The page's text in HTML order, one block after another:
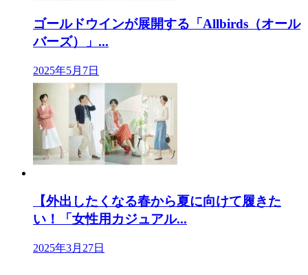
ゴールドウインが展開する「Allbirds（オール
バーズ）」...
2025年5月7日
【外出したくなる春から夏に向けて履きた
い！「女性用カジュアル...
2025年3月27日